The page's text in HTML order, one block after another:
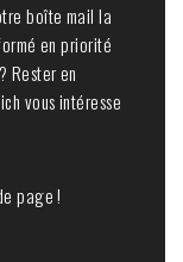
boîte mail la
en priorité
Rester en
vous intéresse
page !